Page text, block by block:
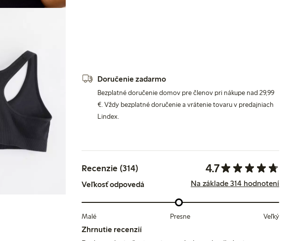
Doručenie zadarmo
Bezplatné doručenie domov pre členov pri nákupe nad 29,99
€. Vždy bezplatné doručenie a vrátenie tovaru v predajniach
Lindex.
Recenzie (314) 4.7
Veľkosť odpovedá Na základe 314 hodnotení
Malé Presne Veľký
Zhrnutie recenzií